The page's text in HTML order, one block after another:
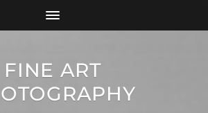
FINE ART